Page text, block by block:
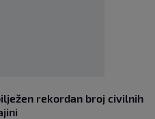
rekordan broj civilnih